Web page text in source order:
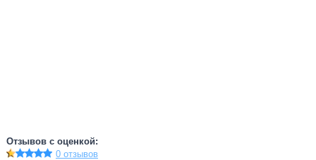
Отзывов с оценкой:
0 отзывов